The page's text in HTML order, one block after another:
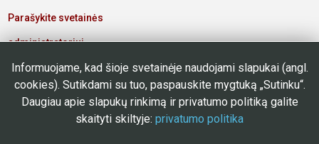
Parašykite svetainės
administratoriui
Elektroninis paštas poliklinikos
darbuotojams
Informuojame, kad šioje svetainėje naudojami slapukai (angl.
cookies). Sutikdami su tuo, paspauskite mygtuką „Sutinku“.
Daugiau apie slapukų rinkimą ir privatumo politiką galite
skaityti skiltyje: privatumo politika